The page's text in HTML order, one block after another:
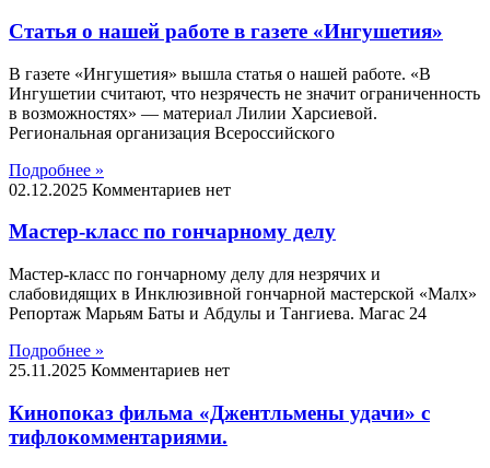
Статья о нашей работе в газете «Ингушетия»
В газете «Ингушетия» вышла статья о нашей работе. «В
Ингушетии считают, что незрячесть не значит ограниченность
в возможностях» — материал Лилии Харсиевой.
Региональная организация Всероссийского
Подробнее »
02.12.2025 Комментариев нет
Мастер-класс по гончарному делу
Мастер-класс по гончарному делу для незрячих и
слабовидящих в Инклюзивной гончарной мастерской «Малх»
Репортаж Марьям Баты и Абдулы и Тангиева. Магас 24
Подробнее »
25.11.2025 Комментариев нет
Кинопоказ фильма «Джентльмены удачи» с
тифлокомментариями.